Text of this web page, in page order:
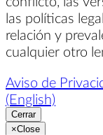
las políticas
relación y
cualquier otro
Aviso de
(English)
Cerrar
×Close